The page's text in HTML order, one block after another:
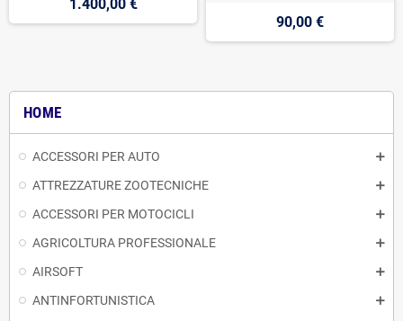
HOME
ACCESSORI PER AUTO
ATTREZZATURE ZOOTECNICHE
ACCESSORI PER MOTOCICLI
AGRICOLTURA PROFESSIONALE
AIRSOFT
ANTINFORTUNISTICA
1.400,00 €
90,00 €